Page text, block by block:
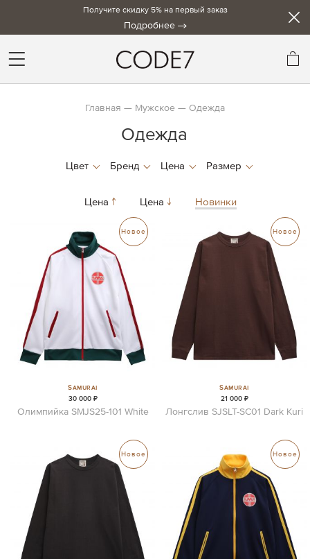
Получите скидку 5% на первый заказ
Подробнее
Главная Мужское Одежда
Одежда
Цена Цена Новинки
Новое
Samurai
30 000 ₽
Олимпийка SMJS25-101 White
Новое
Samurai
21 000 ₽
Лонгслив SJSLT-SC01 Dark Kuri
Новое Новое